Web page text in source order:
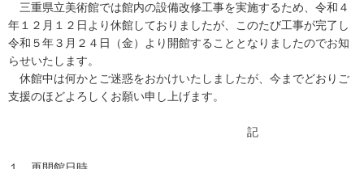
三重県立美術館では館内の設備改修工事を実施するため、令和４
年１２月１２日より休館しておりましたが、このたび工事が完了し
令和５年３月２４日（金）より開館することとなりましたのでお知
らせいたします。
休館中は何かとご迷惑をおかけいたしましたが、今までどおりご
支援のほどよろしくお願い申し上げます。
記